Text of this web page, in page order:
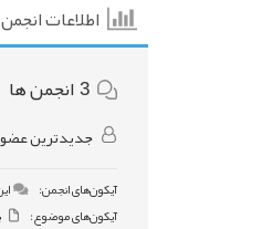
اطلاعات انجمن
3انجمن ها
جدیدترین عضو
آیکون‌های انجمن:
آیکون‌های موضوع: